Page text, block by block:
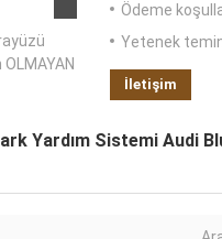
Ödeme
Yetenek
İletişim
Yardım Sistemi Audi